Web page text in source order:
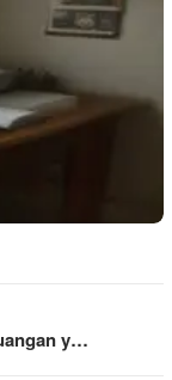
y…